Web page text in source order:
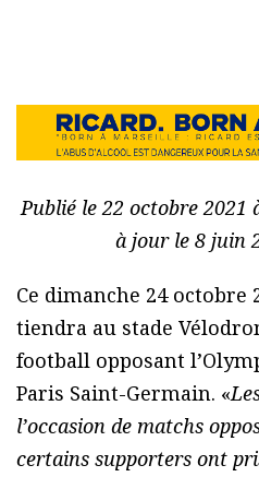
Publié le 22 octobre 2021
à jour le 8 juin
Ce dimanche 24 octobre
tiendra au stade
football opposant
Paris Saint-Germain. «
l’occasion de matchs
certains supporters ont